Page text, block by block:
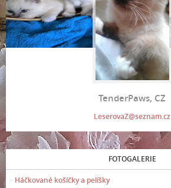
TenderPaws, CZ
LeserovaZ@seznam.cz
FOTOGALERIE
Háčkované košíčky a pelíšky